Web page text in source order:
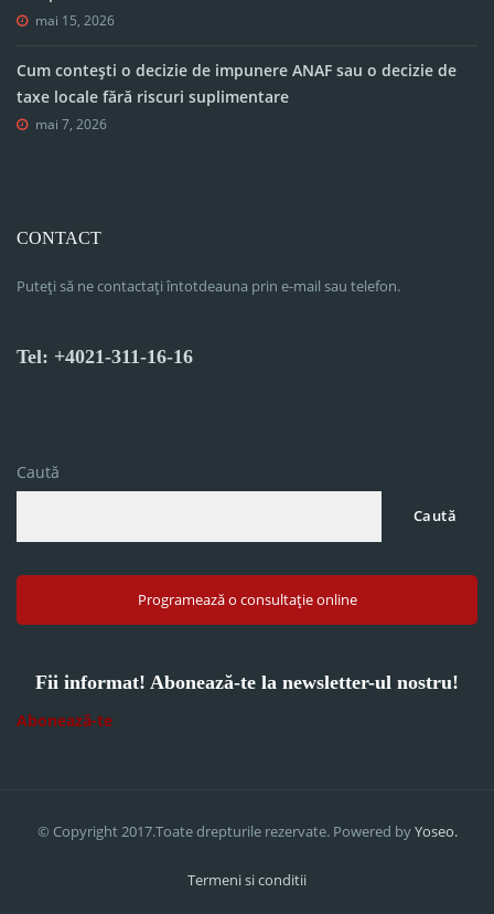
mai 15, 2026
Cum contești o decizie de impunere ANAF sau o decizie de
taxe locale fără riscuri suplimentare
mai 7, 2026
CONTACT
Puteți să ne contactați întotdeauna prin e-mail sau telefon.
Tel: +4021-311-16-16
Caută
Caută
Programează o consultație online
Fii informat! Abonează-te la newsletter-ul nostru!
Abonează-te
© Copyright 2017.Toate drepturile rezervate. Powered byYoseo.
Termeni si conditii